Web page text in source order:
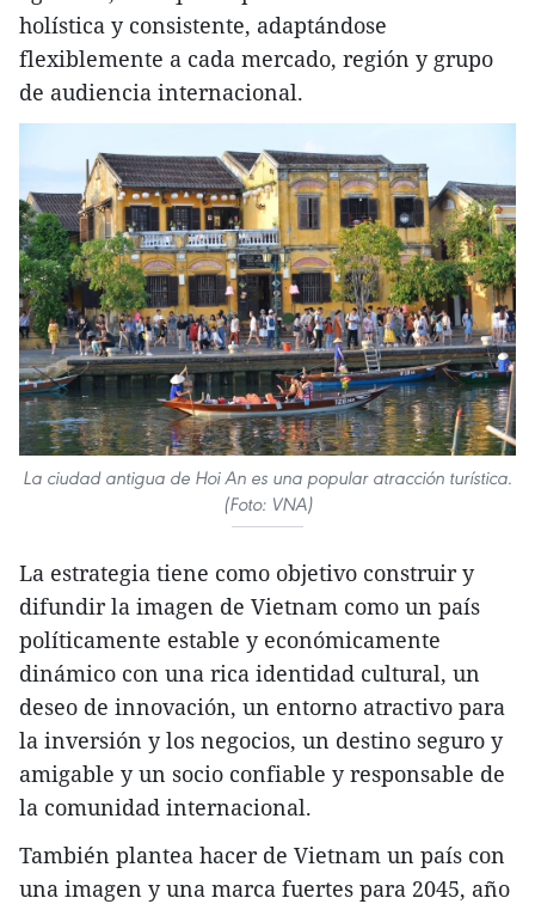
holística y consistente, adaptándose
flexiblemente a cada mercado, región y grupo
de audiencia internacional.
La ciudad antigua de Hoi An es una popular atracción turística.
(Foto: VNA)
La estrategia tiene como objetivo construir y
difundir la imagen de Vietnam como un país
políticamente estable y económicamente
dinámico con una rica identidad cultural, un
deseo de innovación, un entorno atractivo para
la inversión y los negocios, un destino seguro y
amigable y un socio confiable y responsable de
la comunidad internacional.
También plantea hacer de Vietnam un país con
una imagen y una marca fuertes para 2045, año